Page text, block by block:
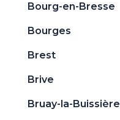
Bourg-en-Bresse
Bourges
Brest
Brive
Bruay-la-Buissière